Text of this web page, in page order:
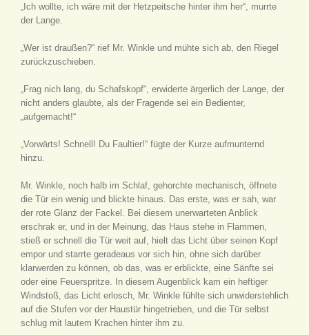
„Ich wollte, ich wäre mit der Hetzpeitsche hinter ihm her“, murrte
der Lange.
„Wer ist draußen?“ rief Mr. Winkle und mühte sich ab, den Riegel
zurückzuschieben.
„Frag nich lang, du Schafskopf“, erwiderte ärgerlich der Lange, der
nicht anders glaubte, als der Fragende sei ein Bedienter,
„aufgemacht!“
„Vorwärts! Schnell! Du Faultier!“ fügte der Kurze aufmunternd
hinzu.
Mr. Winkle, noch halb im Schlaf, gehorchte mechanisch, öffnete
die Tür ein wenig und blickte hinaus. Das erste, was er sah, war
der rote Glanz der Fackel. Bei diesem unerwarteten Anblick
erschrak er, und in der Meinung, das Haus stehe in Flammen,
stieß er schnell die Tür weit auf, hielt das Licht über seinen Kopf
empor und starrte geradeaus vor sich hin, ohne sich darüber
klarwerden zu können, ob das, was er erblickte, eine Sänfte sei
oder eine Feuerspritze. In diesem Augenblick kam ein heftiger
Windstoß, das Licht erlosch, Mr. Winkle fühlte sich unwiderstehlich
auf die Stufen vor der Haustür hingetrieben, und die Tür selbst
schlug mit lautem Krachen hinter ihm zu.